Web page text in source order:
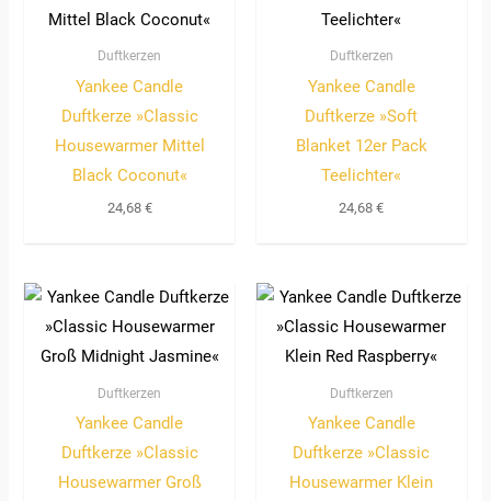
Duftkerzen
Yankee Candle
Duftkerze »Classic
Housewarmer Mittel
Black Coconut«
24,68 €
Duftkerzen
Yankee Candle
Duftkerze »Soft
Blanket 12er Pack
Teelichter«
24,68€
Duftkerzen
Yankee Candle
Duftkerze »Classic
Housewarmer Groß
Duftkerzen
Yankee Candle
Duftkerze »Classic
Housewarmer Klein